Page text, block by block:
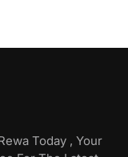
Today , Your